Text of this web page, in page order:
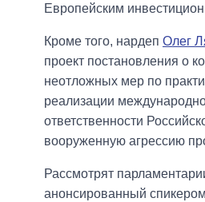
Европейским
Кроме того, нардеп Олег
проект постановления о
неотложных мер по
реализации
ответственности
вооруженную агрессию
Рассмотрят
анонсированный спикером